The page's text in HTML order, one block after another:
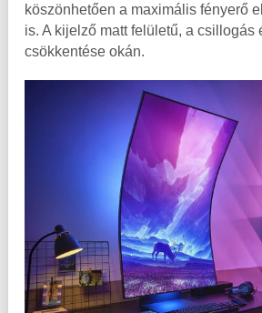
köszönhetően a maximális fényerő
is. A kijelző matt felületű, a csillogás
csökkentése okán.